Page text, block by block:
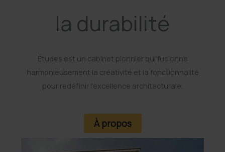
la durabilité
Études est un cabinet pionnier qui fusionne
harmonieusement la créativité et la fonctionnalité
pour redéfinir l’excellence architecturale.
À propos